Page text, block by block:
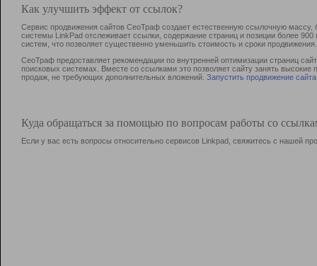
Как улучшить эффект от ссылок?
Сервис продвижения сайтов СеоТраф создает естественную ссылочную
системы LinkPad отслеживает ссылки, содержание страниц и позиции более
систем, что позволяет существенно уменьшить стоимость и сроки продвижения.
СеоТраф предоставляет рекомендации по внутренней оптимизации страниц
поисковых системах. Вместе со ссылками это позволяет сайту занять
продаж, не требующих дополнительных вложений. Запустить продвижение сайта
Куда обращаться за помощью по вопросам работы со
Если у вас есть вопросы относительно сервисов Linkpad, свяжитесь с нашей